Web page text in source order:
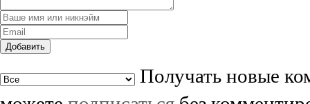
Добавить
Получать новые